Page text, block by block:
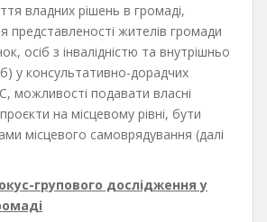
владних рішень в громаді,
представленості жителів громади
осіб з інвалідністю та внутрішньо
у консультативно-дорадчих
можливості подавати власні
проєкти на місцевому рівні, бути
місцевого самоврядування (далі
групового дослідження у